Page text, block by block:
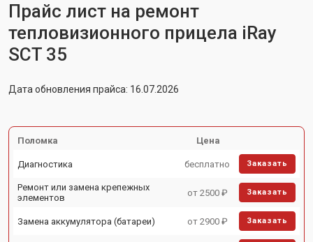
Прайс лист на ремонт
тепловизионного прицела iRay
SCT 35
Дата обновления прайса: 16.07.2026
Поломка Цена
Диагностика бесплатно Заказать
Ремонт или замена крепежных
элементов
от 2500 ₽ Заказать
Замена аккумулятора (батареи) от 2900 ₽ Заказать